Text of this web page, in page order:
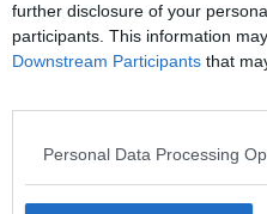
further disclosure of your
participants. This information
Downstream Participants that
Personal Data Processing